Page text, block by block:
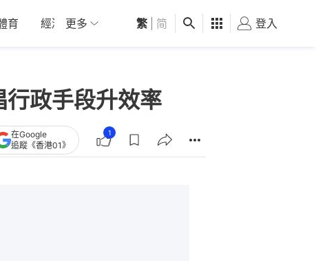
育 經濟 01深圳 觀點 健康 好食玩飛
更多 繁 简 登入
政手段升效率
在Google
追蹤《香港01》
1